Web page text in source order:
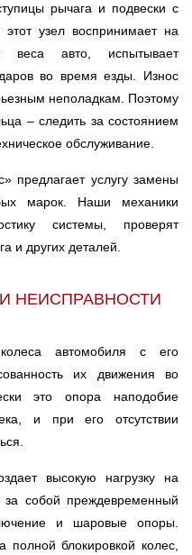
рычага и подвески с
узел воспринимает на
веса авто, испытывает
во время езды. Износ
неполадкам. Поэтому
– следить за состоянием
обслуживание.
предлагает услугу замены
марок. Наши механики
системы, проверят
и других деталей.
НЕИСПРАВНОСТИ
автомобиля с его
их движения во
это опора наподобие
и при его отсутствии
высокую нагрузку на
за собой преждевременный
и шаровые опоры.
полной блокировкой колес,